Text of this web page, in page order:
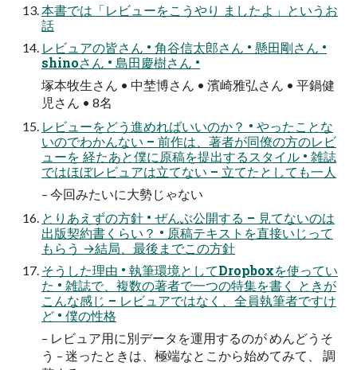
本書では「レビューをこうやり ましたよ」というお
話
レビュアの皆さん • 角谷信太郎さん • 懸田剛さん •
shinoさん • 島田慶樹さん •
塚本牧生さん • 中埜博さん • 濱崎雅弘さん • 平鍋健
児さん • 8名
レビューをどう進めればいいのか？ • やったことな
いのでわかんない – 前作は、著者が同僚の方のレビ
ューを 経たあと僕に原稿を提出するスタイル • 雑誌
ではほぼレビュアは立てない – 立てたとしても一人
– 今回みたいに大勢じゃない
とりあえずの方針 • ぜんぶ公開する – 見てないのは
出版契約書くらい？ • 原稿テキストを直接いじって
もらう →結局、最後までこの方針
そうした理由 • 執筆環境としてDropboxを使ってい
た • 雑誌で、複数の著者で一つの特集を書く ときが
こんな感じ – レビュアではなく、全員執筆者ですけ
ど • 僕の性格
– レビュア用に別データを運用するのが めんどうそ
う – 迷ったときは、極端なとこから始めてみて、 調